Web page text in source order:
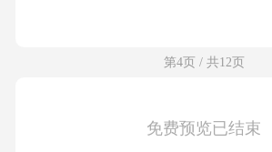
第4页 / 共12页
免费预览已结束